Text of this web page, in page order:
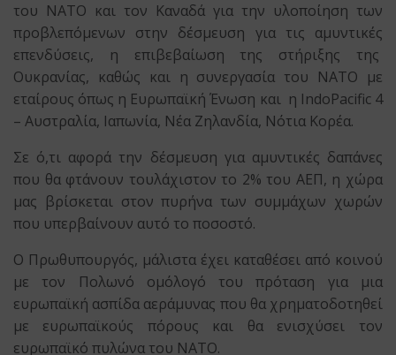
του ΝΑΤΟ και τον Καναδά για την υλοποίηση των
προβλεπόμενων στην δέσμευση για τις αμυντικές
επενδύσεις, η επιβεβαίωση της στήριξης της
Ουκρανίας, καθώς και η συνεργασία του ΝΑΤΟ με
εταίρους όπως η Ευρωπαϊκή Ένωση και η IndoPacific 4
– Αυστραλία, Ιαπωνία, Νέα Ζηλανδία, Νότια Κορέα.
Σε ό,τι αφορά την δέσμευση για αμυντικές δαπάνες
που θα φτάνουν τουλάχιστον το 2% του ΑΕΠ, η χώρα
μας βρίσκεται στον πυρήνα των συμμάχων χωρών
που υπερβαίνουν αυτό το ποσοστό.
O Πρωθυπουργός, μάλιστα έχει καταθέσει από κοινού
με τον Πολωνό ομόλογό του πρόταση για μια
ευρωπαϊκή ασπίδα αεράμυνας που θα χρηματοδοτηθεί
με ευρωπαϊκούς πόρους και θα ενισχύσει τον
ευρωπαϊκό πυλώνα του ΝΑΤΟ.